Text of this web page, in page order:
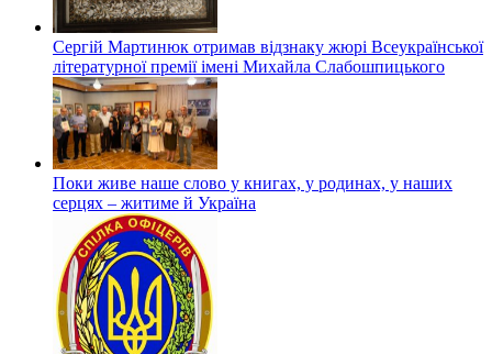
Сергій Мартинюк отримав відзнаку жюрі Всеукраїнської
літературної премії імені Михайла Слабошпицького
Поки живе наше слово у книгах, у родинах, у наших
серцях – житиме й Україна